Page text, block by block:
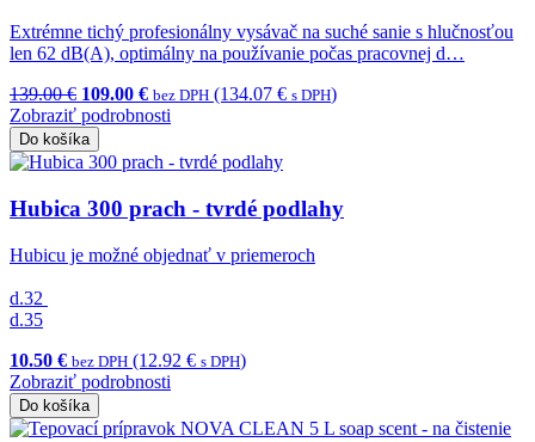
Extrémne tichý profesionálny vysávač na suché sanie s hlučnosťou
len 62 dB(A), optimálny na používanie počas pracovnej d…
139.00 € 109.00 € bez DPH (134.07 € s DPH)
Zobraziť podrobnosti
Do košíka
Hubica 300 prach - tvrdé podlahy
Hubicu je možné objednať v priemeroch
d.32
d.35
10.50 € bez DPH (12.92 € s DPH)
Zobraziť podrobnosti
Do košíka